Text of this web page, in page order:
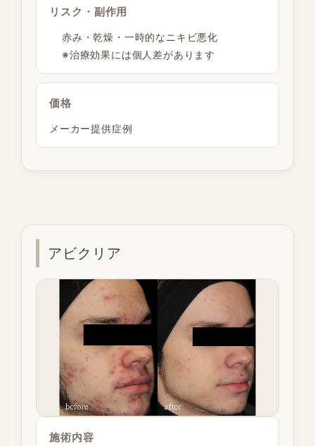
リスク・副作用
赤み・乾燥・一時的なニキビ悪化
※治療効果には個人差があります
価格
メーカー提供症例
アビクリア
施術内容